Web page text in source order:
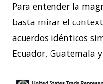
Para entender la
basta mirar el
acuerdos idénticos
Ecuador, Guatemala